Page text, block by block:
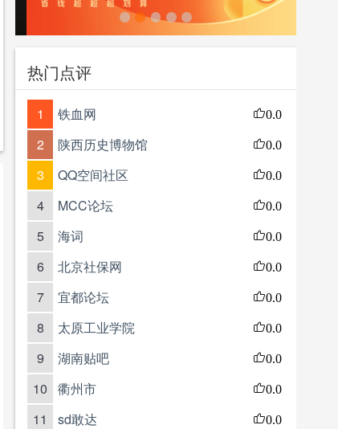
热门点评
1 铁血网 0.0
2 陕西历史博物馆 0.0
3 QQ空间社区 0.0
4 MCC论坛 0.0
5 海词 0.0
6 北京社保网 0.0
7 宜都论坛 0.0
8 太原工业学院 0.0
9 湖南贴吧 0.0
10 衢州市 0.0
11 sd敢达 0.0